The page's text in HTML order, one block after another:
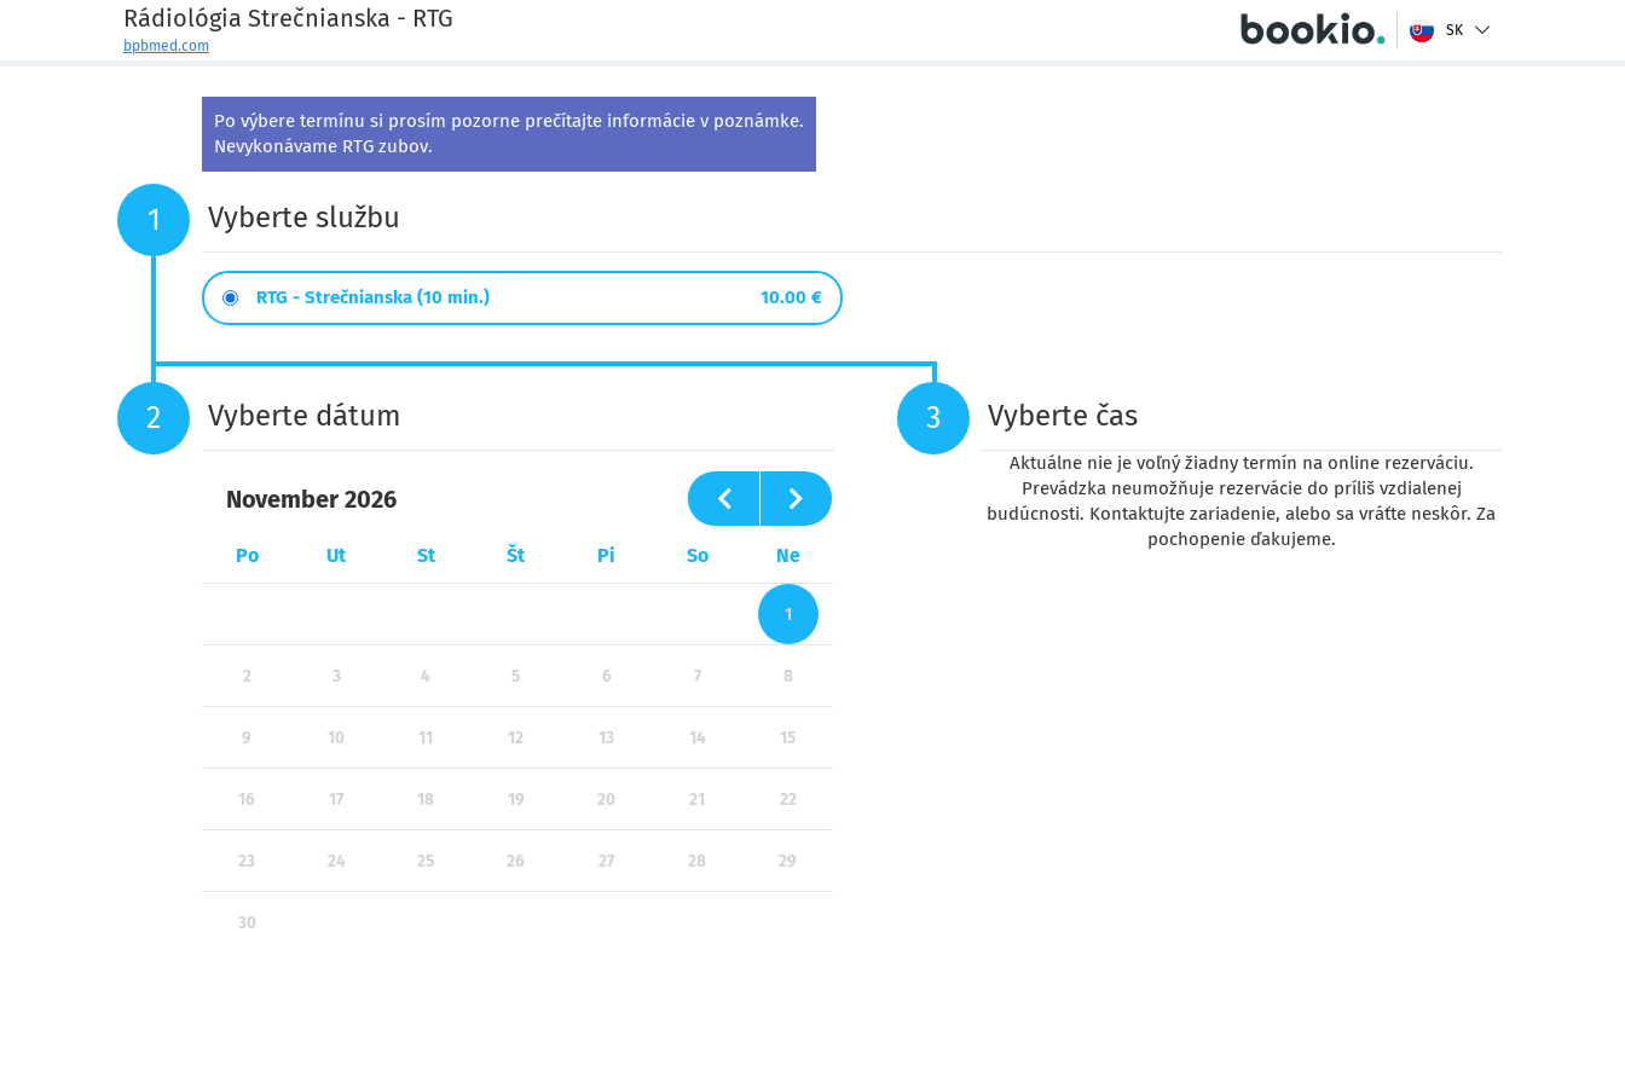
Rádiológia Strečnianska - RTG
bpbmed.com
SK
Po výbere termínu si prosím pozorne prečítajte informácie v poznámke.
Nevykonávame RTG zubov.
1 Vyberte službu
RTG - Strečnianska (10 min.) 10.00 €
2 Vyberte dátum
November 2026
Po Ut St Št Pi So Ne
1
2 3 4 5 6 7 8
9 10 11 12 13 14 15
16 17 18 19 20 21 22
23 24 25 26 27 28 29
30
3 Vyberte čas
Aktuálne nie je voľný žiadny termín na online rezerváciu.
Prevádzka neumožňuje rezervácie do príliš vzdialenej
budúcnosti. Kontaktujte zariadenie, alebo sa vráťte neskôr. Za
pochopenie ďakujeme.